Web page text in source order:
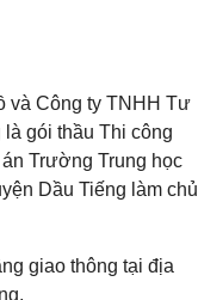
và Công ty TNHH Tư
gói thầu Thi công
Trường Trung học
Dầu Tiếng làm chủ
giao thông tại địa